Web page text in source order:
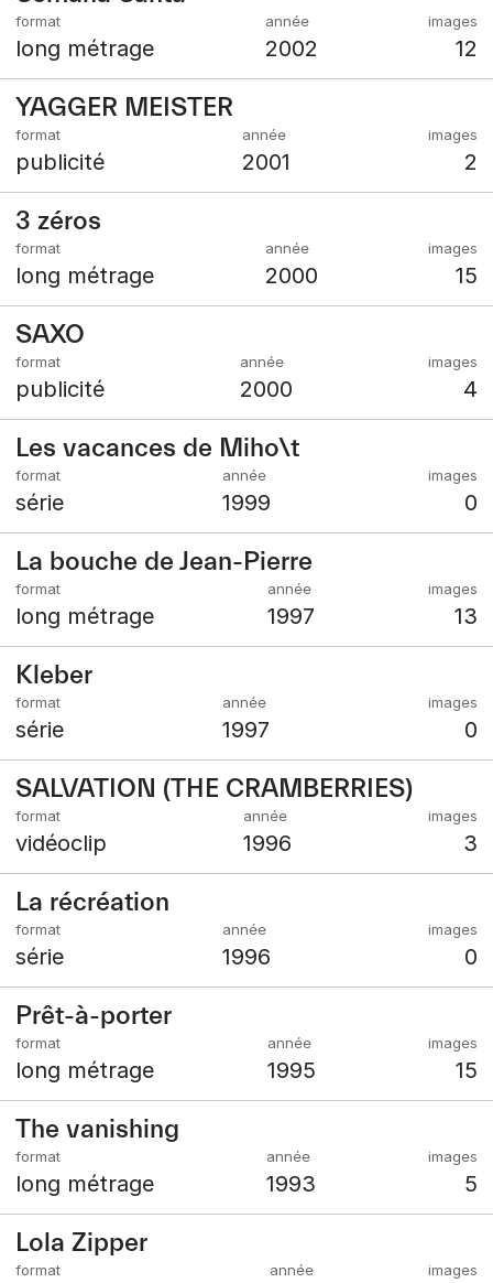
long métrage 2002 12
YAGGER MEISTER
publicité 2001 2
3 zéros
long métrage 2000 15
SAXO
publicité 2000 4
Les vacances de Miho\t
série 1999 0
La bouche de Jean-Pierre
long métrage 1997 13
Kleber
série 1997 0
SALVATION (THE CRAMBERRIES)
vidéoclip 1996 3
La récréation
série 1996 0
Prêt-à-porter
long métrage 1995 15
The vanishing
long métrage 1993 5
Lola Zipper